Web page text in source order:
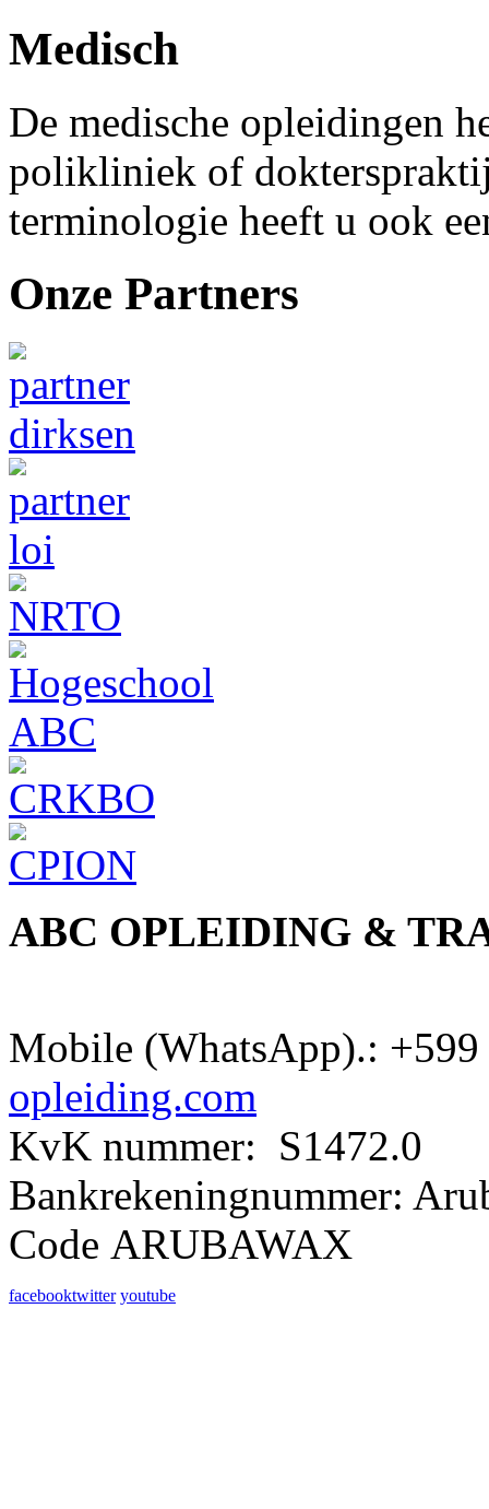
Medisch
De medische opleidingen
polikliniek of
terminologie heeft u ook
Onze Partners
ABC OPLEIDING &
Mobile (WhatsApp).:
opleiding.com
KvK nummer: S1472.0
Bankrekeningnummer:
Code ARUBAWAX
facebooktwitter youtube